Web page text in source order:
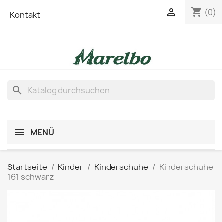
Kontakt shopping_cart (0)

search
MENÜ
Startseite Kinder Kinderschuhe
Kinderschuhe
161 schwarz